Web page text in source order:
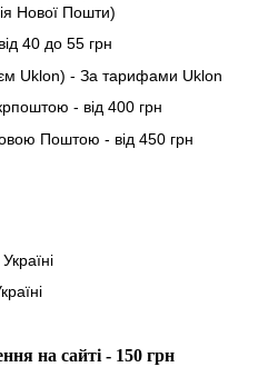
Нової Пошти)
40 до 55 грн
Uklon) - За тарифами Uklon
- від 400 грн
Поштою - від 450 грн
на сайті - 150 грн